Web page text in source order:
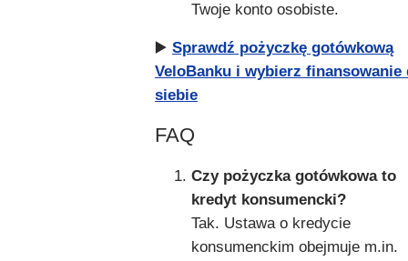
Twoje konto osobiste.
▶️ Sprawdź pożyczkę gotówkową
VeloBanku i wybierz finansowanie
siebie
FAQ
Czy pożyczka gotówkowa to
kredyt konsumencki?
Tak. Ustawa o kredycie
konsumenckim obejmuje m.in.